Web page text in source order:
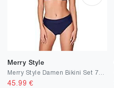
Merry Style
45.99 €